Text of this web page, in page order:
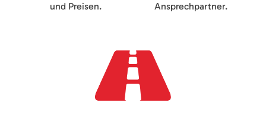
und Preisen.
Ansprechpartner.